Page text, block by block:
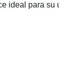
ideal para su